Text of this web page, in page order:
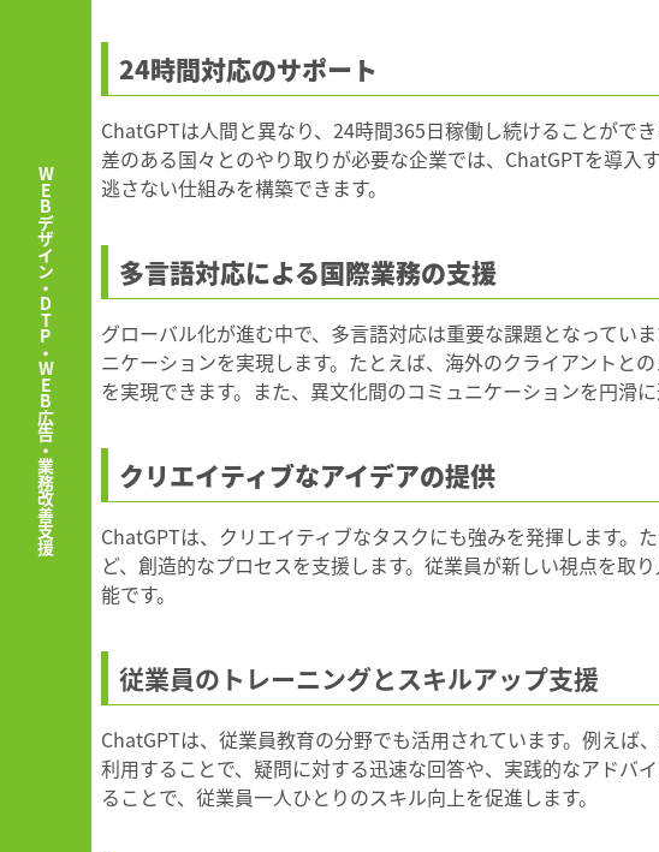
24時間対応のサポート
ChatGPTは人間と異なり、24時間365日稼働し続けることがで
差のある国々とのやり取りが必要な企業では、ChatGPTを導
逃さない仕組みを構築できます。
多言語対応による国際業務の支援
グローバル化が進む中で、多言語対応は重要な課題となってい
ニケーションを実現します。たとえば、海外のクライアントと
を実現できます。また、異文化間のコミュニケーションを円滑
クリエイティブなアイデアの提供
ChatGPTは、クリエイティブなタスクにも強みを発揮します。
ど、創造的なプロセスを支援します。従業員が新しい視点を取
能です。
従業員のトレーニングとスキルアップ支援
ChatGPTは、従業員教育の分野でも活用されています。例えば
利用することで、疑問に対する迅速な回答や、実践的なアドバ
ることで、従業員一人ひとりのスキル向上を促進します。
WEBデザイン・DTP・WEB広告・業務改善支援